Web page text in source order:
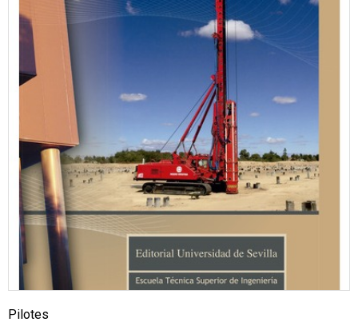
Pilotes